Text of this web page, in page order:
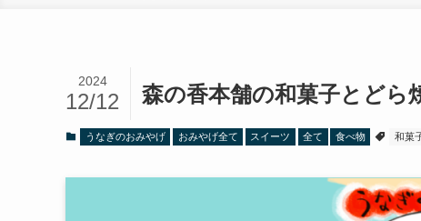
森の香本舗の和菓子とどら
2024
12/12
うなぎのおみやげ おみやげ全て スイーツ 全て 食べ物 和菓